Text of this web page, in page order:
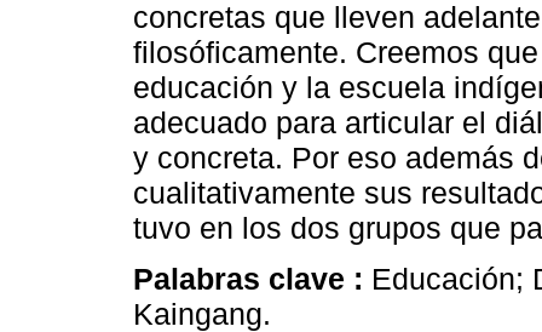
concretas que lleven
filosóficamente. Creemos
educación y la escuela
adecuado para articular el
y concreta. Por eso además
cualitativamente sus
tuvo en los dos grupos que
Palabras clave : Educación;
Kaingang.